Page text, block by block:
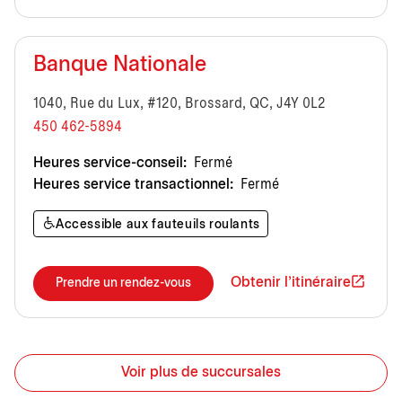
Banque Nationale
1040, Rue du Lux, #120, Brossard, QC, J4Y 0L2
450 462-5894
Heures service-conseil:
Fermé
Heures service transactionnel:
Fermé
Accessible aux fauteuils roulants
Prendre un rendez-vous Obtenir l'itinéraire
Voir plus de succursales